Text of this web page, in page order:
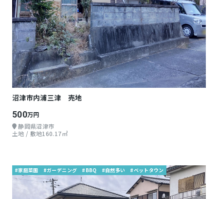
沼津市内浦三津 売地
500万円
静岡県沼津市
土地 / 敷地160.17㎡
#家庭菜園 #ガーデニング #BBQ #自然多い #ベットタウン